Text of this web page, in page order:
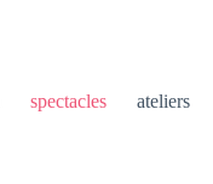
spectacles ateliers